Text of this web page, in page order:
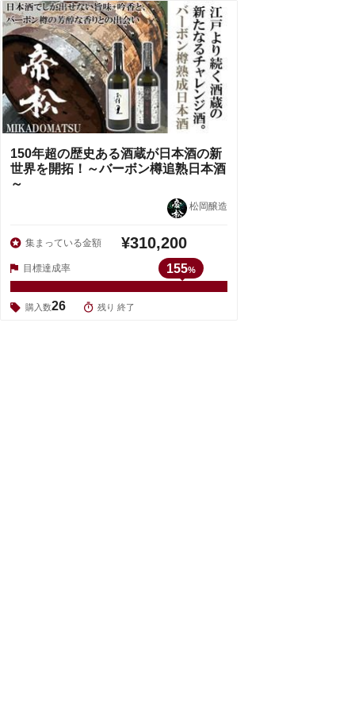
150年超の歴史ある酒蔵が日本酒の新
世界を開拓！～バーボン樽追熟日本酒
～
松岡醸造
集まっている金額 ¥310,200
目標達成率 155%
購入数26 残り 終了